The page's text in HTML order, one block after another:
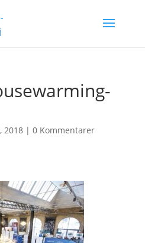
2018| 0 Kommentarer